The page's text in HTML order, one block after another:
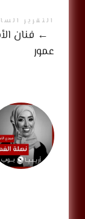
التقرير
← فنان
عمور